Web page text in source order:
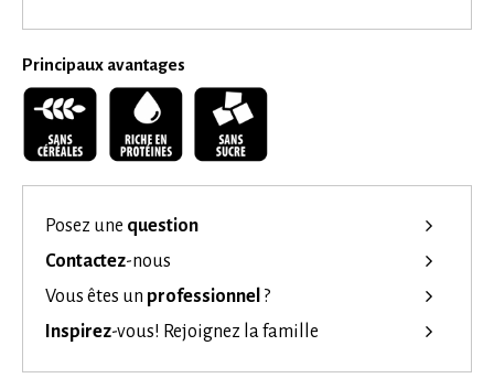
Principaux avantages
Posez une question
Contactez-nous
Vous êtes un professionnel ?
Inspirez-vous! Rejoignez la famille